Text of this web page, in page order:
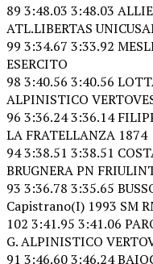
89 3:48.03 3:48.03
ATL.LIBERTAS
99 3:34.67 3:33.92
ESERCITO
98 3:40.56 3:40.56
ALPINISTICO
96 3:36.24 3:36.14
LA FRATELLANZA 1874
94 3:38.51 3:38.51
BRUGNERA PN
93 3:36.78 3:35.65
Capistrano(I) 1993 SM
102 3:41.95 3:41.06
G. ALPINISTICO
91 3:46.60 3:46.24